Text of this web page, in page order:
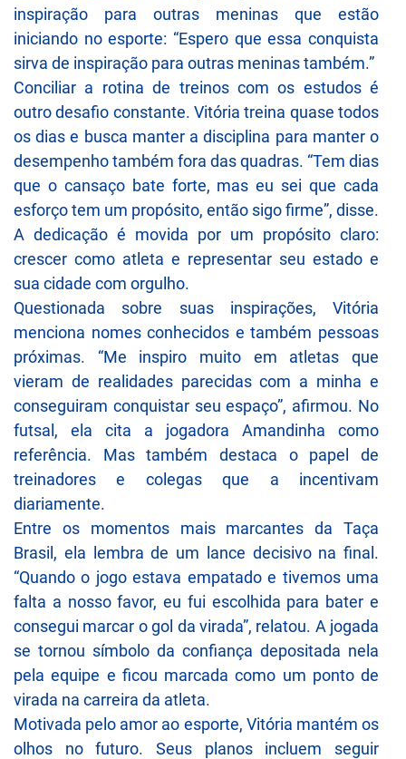
inspiração para outras meninas que estão
iniciando no esporte: “Espero que essa conquista
sirva de inspiração para outras meninas também.”
Conciliar a rotina de treinos com os estudos é
outro desafio constante. Vitória treina quase todos
os dias e busca manter a disciplina para manter o
desempenho também fora das quadras. “Tem dias
que o cansaço bate forte, mas eu sei que cada
esforço tem um propósito, então sigo firme”, disse.
A dedicação é movida por um propósito claro:
crescer como atleta e representar seu estado e
sua cidade com orgulho.
Questionada sobre suas inspirações, Vitória
menciona nomes conhecidos e também pessoas
próximas. “Me inspiro muito em atletas que
vieram de realidades parecidas com a minha e
conseguiram conquistar seu espaço”, afirmou. No
futsal, ela cita a jogadora Amandinha como
referência. Mas também destaca o papel de
treinadores e colegas que a incentivam
diariamente.
Entre os momentos mais marcantes da Taça
Brasil, ela lembra de um lance decisivo na final.
“Quando o jogo estava empatado e tivemos uma
falta a nosso favor, eu fui escolhida para bater e
consegui marcar o gol da virada”, relatou. A jogada
se tornou símbolo da confiança depositada nela
pela equipe e ficou marcada como um ponto de
virada na carreira da atleta.
Motivada pelo amor ao esporte, Vitória mantém os
olhos no futuro. Seus planos incluem seguir